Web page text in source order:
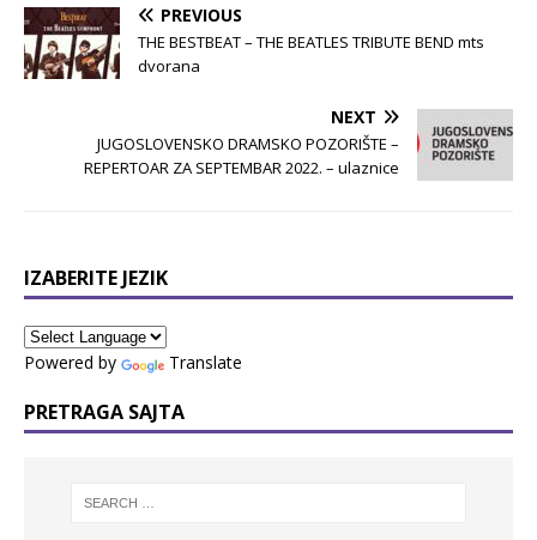
PREVIOUS
THE BESTBEAT – THE BEATLES TRIBUTE BEND mts
dvorana
NEXT
JUGOSLOVENSKO DRAMSKO POZORIŠTE –
REPERTOAR ZA SEPTEMBAR 2022. – ulaznice
IZABERITE JEZIK
Powered by Translate
PRETRAGA SAJTA